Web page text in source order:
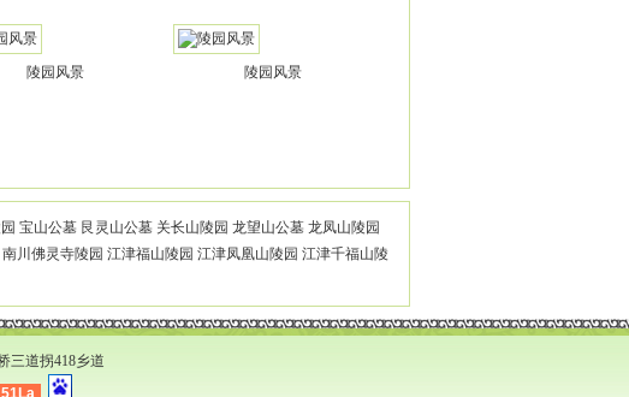
陵园风景 陵园风景
宝山公墓 艮灵山公墓 关长山陵园 龙望山公墓 龙凤山陵园
南川佛灵寺陵园 江津福山陵园 江津凤凰山陵园 江津千福山陵
三道拐418乡道
51La